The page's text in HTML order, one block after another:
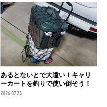
あるとないとで大違い！キャリ
ーカートを釣りで使い倒そう！
2026.07.24